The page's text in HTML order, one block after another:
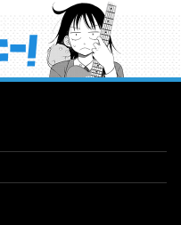
ジャンプルーキー！